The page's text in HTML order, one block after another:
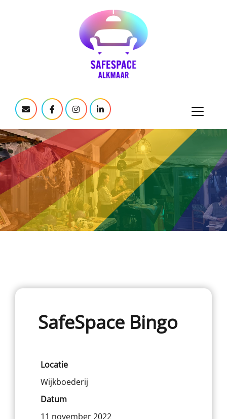
SafeSpace Bingo
Locatie
Wijkboederij
Datum
11 november 2022